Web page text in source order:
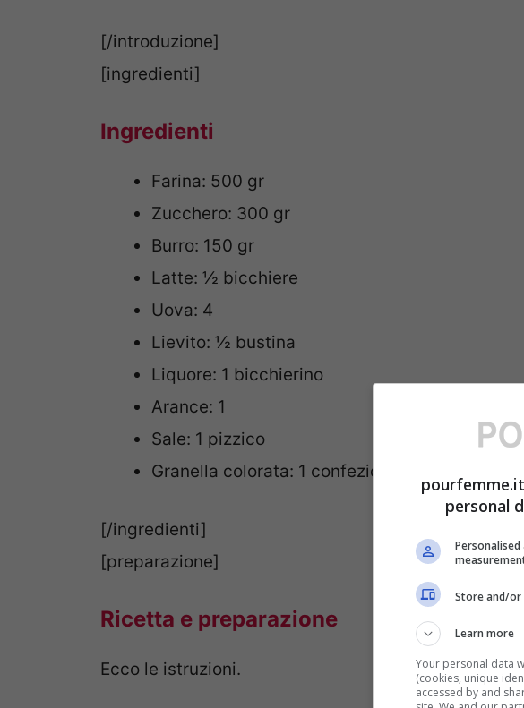
[/introduzione]
[ingredienti]
Ingredienti
Farina: 500 gr
Zucchero: 300 gr
Burro: 150 gr
Latte: ½ bicchiere
Uova: 4
Lievito: ½ bustina
Liquore: 1 bicchierino
Arance: 1
Sale: 1 pizzico
Granella colorata: 1 confezione
[/ingredienti]
[preparazione]
Ricetta e preparazione
Ecco le istruzioni.
personal
Store and/or
Learn more
Your personal data
(cookies, unique
accessed by and